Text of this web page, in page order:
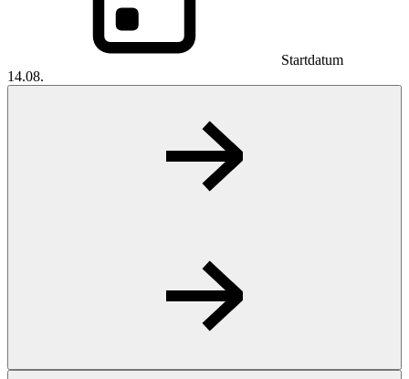
Startdatum
14.08.